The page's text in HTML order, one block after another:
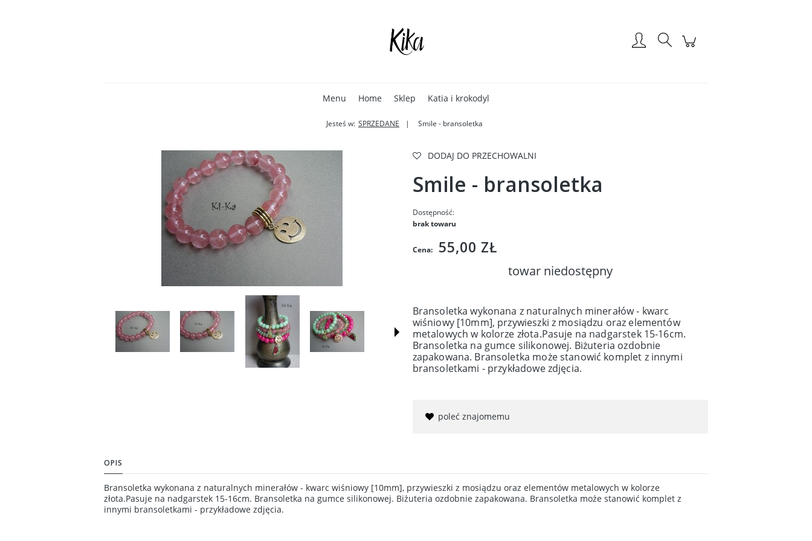
Menu Home Sklep Katia i krokodyl
Jesteś w: SPRZEDANE Smile - bransoletka
DODAJ DO PRZECHOWALNI
Smile - bransoletka
Dostępność:
brak towaru
Cena: 55,00 ZŁ
towar niedostępny
Bransoletka wykonana z naturalnych minerałów - kwarc
wiśniowy [10mm], przywieszki z mosiądzu oraz elementów
metalowych w kolorze złota.Pasuje na nadgarstek 15-16cm.
Bransoletka na gumce silikonowej. Biżuteria ozdobnie
zapakowana. Bransoletka może stanowić komplet z innymi
bransoletkami - przykładowe zdjęcia.
poleć znajomemu
OPIS
Bransoletka wykonana z naturalnych minerałów - kwarc wiśniowy [10mm], przywieszki z mosiądzu oraz elementów metalowych w kolorze
złota.Pasuje na nadgarstek 15-16cm. Bransoletka na gumce silikonowej. Biżuteria ozdobnie zapakowana. Bransoletka może stanowić komplet z
innymi bransoletkami - przykładowe zdjęcia.